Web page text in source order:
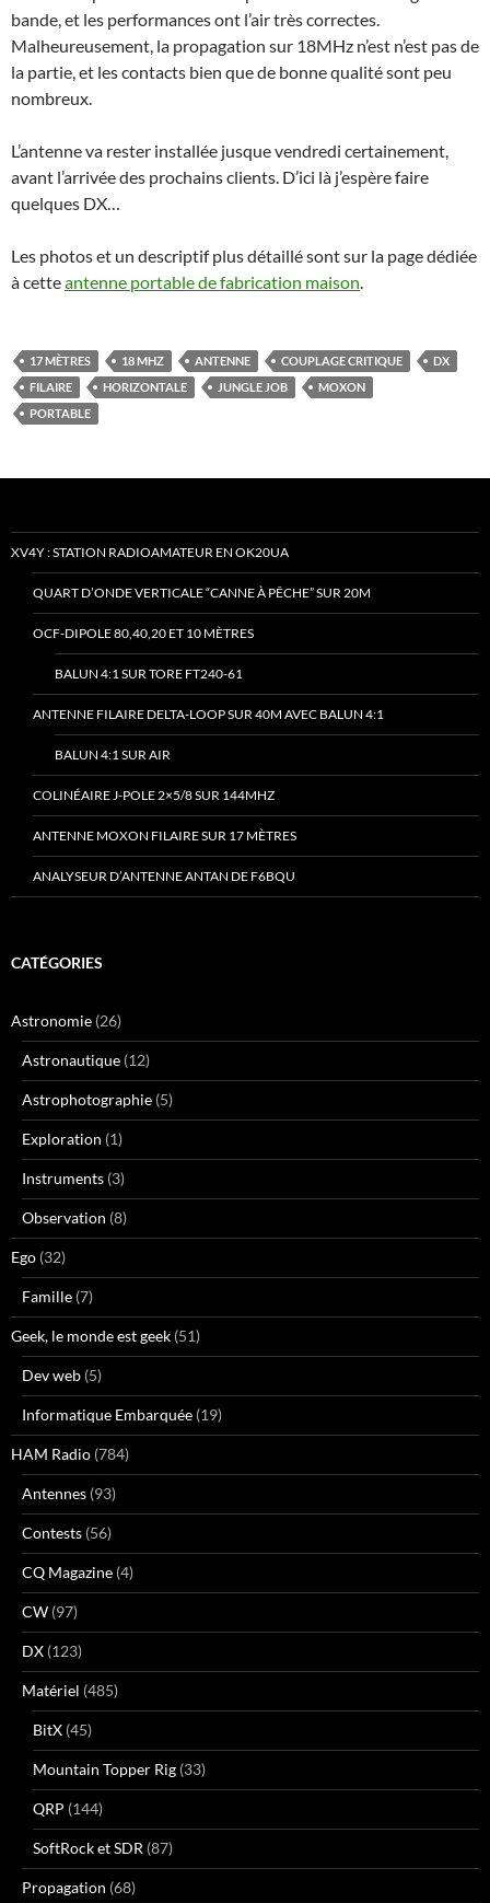
bande, et les performances ont l’air très correctes.
Malheureusement, la propagation sur 18MHz n’est n’est pas de
la partie, et les contacts bien que de bonne qualité sont peu
nombreux.
L’antenne va rester installée jusque vendredi certainement,
avant l’arrivée des prochains clients. D’ici là j’espère faire
quelques DX…
Les photos et un descriptif plus détaillé sont sur la page dédiée
à cetteantenne portable de fabrication maison.
17 MÈTRES 18 MHZ ANTENNE COUPLAGE CRITIQUE
DX
FILAIRE
HORIZONTALE JUNGLE JOB
MOXON
PORTABLE
XV4Y : STATION RADIOAMATEUR EN OK20UA
QUART D’ONDE VERTICALE “CANNE À PÊCHE” SUR 20M
OCF-DIPOLE 80,40,20 ET 10 MÈTRES
BALUN 4:1 SUR TORE FT240-61
ANTENNE FILAIRE DELTA-LOOP SUR 40M AVEC BALUN 4:1
BALUN 4:1 SUR AIR
COLINÉAIRE J-POLE 2×5/8 SUR 144MHZ
ANTENNE MOXON FILAIRE SUR 17 MÈTRES
ANALYSEUR D’ANTENNE ANTAN DE F6BQU
CATÉGORIES
Astronomie (26)
Astronautique (12)
Astrophotographie (5)
Exploration (1)
Instruments (3)
Observation (8)
Ego (32)
Famille (7)
Geek, le monde est geek (51)
Dev web (5)
Informatique Embarquée (19)
HAM Radio (784)
Antennes (93)
Contests (56)
CQ Magazine (4)
CW (97)
DX (123)
Matériel (485)
BitX (45)
Mountain Topper Rig (33)
QRP (144)
SoftRock et SDR (87)
Propagation (68)